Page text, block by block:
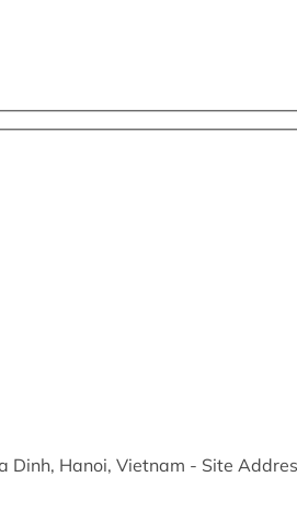
Dinh, Hanoi, Vietnam - Site